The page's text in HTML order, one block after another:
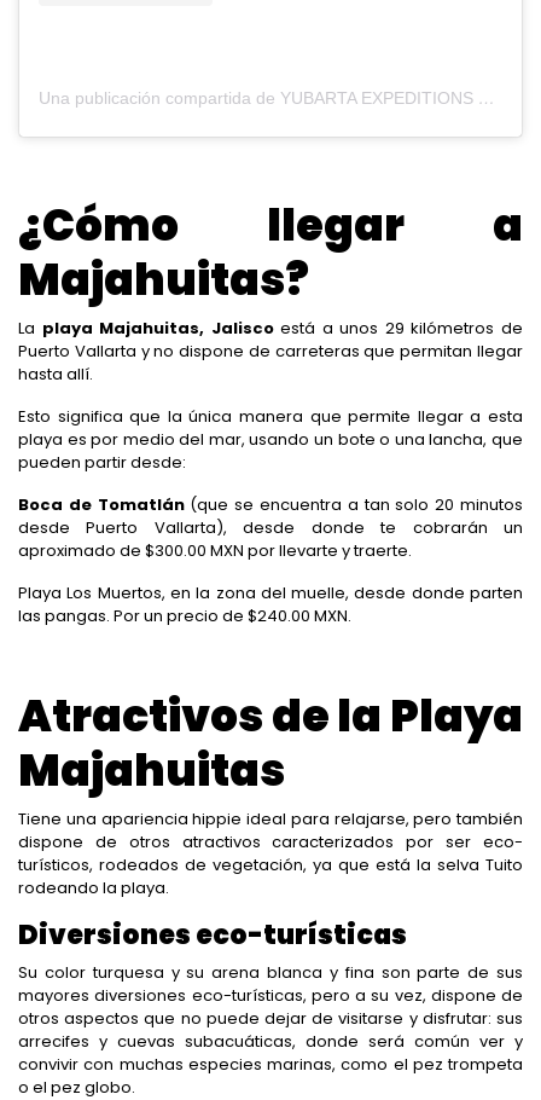
Una publicación compartida de YUBARTA EXPEDITIONS 🐋 (@yubarta_expeditionspv)
¿Cómo llegar a
Majahuitas?
La playa Majahuitas, Jaliscoestá a unos 29 kilómetros de
Puerto Vallarta y no dispone de carreteras que permitan llegar
hasta allí.
Esto significa que la única manera que permite llegar a esta
playa es por medio del mar, usando un bote o una lancha, que
pueden partir desde:
Boca de Tomatlán(que se encuentra a tan solo 20 minutos
desde Puerto Vallarta), desde donde te cobrarán un
aproximado de $300.00 MXN por llevarte y traerte.
Playa Los Muertos, en la zona del muelle, desde donde parten
las pangas. Por un precio de $240.00 MXN.
Atractivos de la Playa
Majahuitas
Tiene una apariencia hippie ideal para relajarse, pero también
dispone de otros atractivos caracterizados por ser eco-
turísticos, rodeados de vegetación, ya que está la selva Tuito
rodeando la playa.
Diversiones eco-turísticas
Su color turquesa y su arena blanca y fina son parte de sus
mayores diversiones eco-turísticas, pero a su vez, dispone de
otros aspectos que no puede dejar de visitarse y disfrutar: sus
arrecifes y cuevas subacuáticas, donde será común ver y
convivir con muchas especies marinas, como el pez trompeta
o el pez globo.